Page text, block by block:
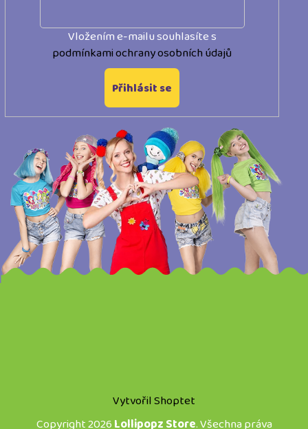
Vložením e-mailu souhlasíte s
podmínkami ochrany osobních údajů
Přihlásit se
Vytvořil Shoptet
Copyright 2026 Lollipopz Store. Všechna práva